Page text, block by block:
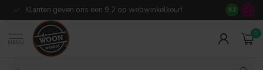
Klanten geven ons een 9,2 op webwinkelkeur! Meer dan
9.2
MENU
0